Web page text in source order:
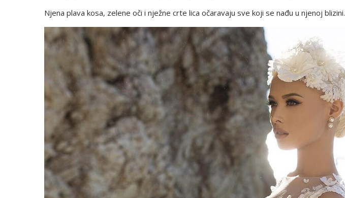
Njena plava kosa, zelene oči i nježne crte lica očaravaju sve koji se nađu u njenoj blizini.